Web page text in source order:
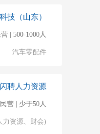
技（山东）
营 | 500-1000人
汽车零配件
聘人力资源
民营 | 少于50人
力资源、财会)